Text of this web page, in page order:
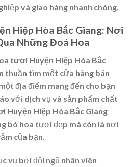
và giao hàng nhanh chóng.
Hiệp Hòa Bắc Giang: Nơi
Những Đoá Hoa
tươi Huyện Hiệp Hòa Bắc
thuần tìm một cửa hàng bán
địa điểm mang đến cho bạn
với dịch vụ và sản phẩm chất
Huyện Hiệp Hòa Bắc Giang
bó hoa tươi đẹp mà còn là nơi
của bạn.
vụ bởi đội ngũ nhân viên